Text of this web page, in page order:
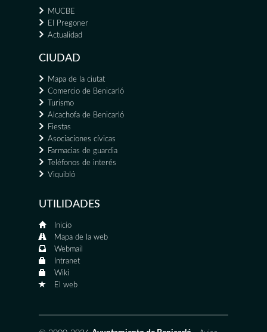
MUCBE
El Pregoner
Actualidad
CIUDAD
Mapa de la ciutat
Comercio de Benicarló
Turismo
Alcachofa de Benicarló
Fiestas
Asociaciones cívicas
Farmacias de guardia
Teléfonos de interés
Viquibló
UTILIDADES
Inicio
Mapa de la web
Webmail
Intranet
Wiki
El web